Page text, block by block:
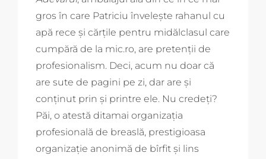
gros în care Patriciu învelește rahanul cu
apă rece și cărțile pentru midălclasul care
cumpără de la mic.ro, are pretenții de
profesionalism. Deci, acum nu doar că
are sute de pagini pe zi, dar are și
conținut prin și printre ele. Nu credeți?
Păi, o atestă ditamai organizația
profesională de breaslă, prestigioasa
organizație anonimă de bîrfit și lins